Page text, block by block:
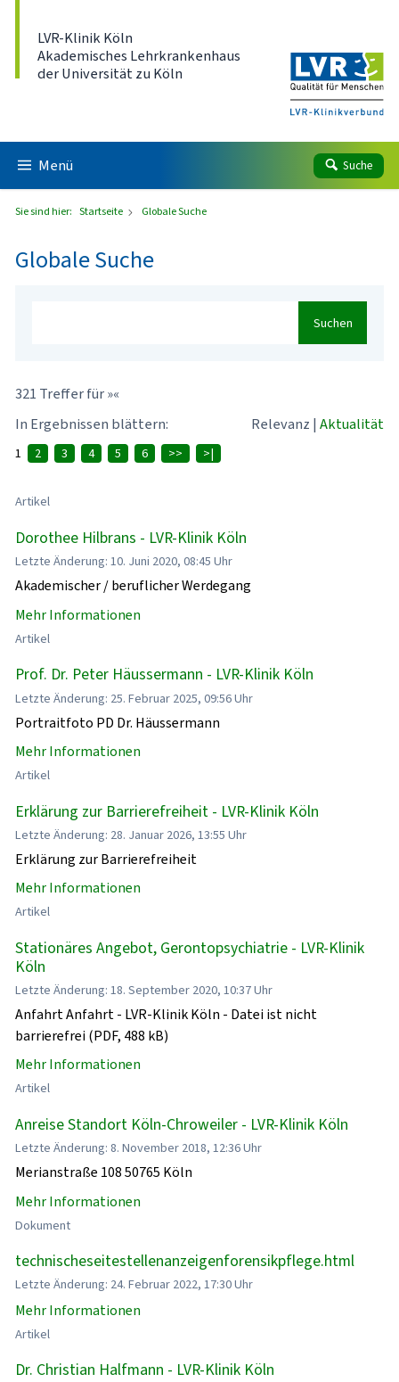
LVR-Klinik Köln
Akademisches Lehrkrankenhaus
der Universität zu Köln
Menü Suche
Sie sind hier: Startseite Globale Suche
Globale Suche
Suchen
321 Treffer für »«
In Ergebnissen blättern:
Relevanz | Aktualität
1 2 3 4 5 6 >> >|
Artikel
Dorothee Hilbrans - LVR-Klinik Köln
Letzte Änderung: 10. Juni 2020, 08:45 Uhr
Akademischer / beruflicher Werdegang
Mehr Informationen
Artikel
Prof. Dr. Peter Häussermann - LVR-Klinik Köln
Letzte Änderung: 25. Februar 2025, 09:56 Uhr
Portraitfoto PD Dr. Häussermann
Mehr Informationen
Artikel
Erklärung zur Barrierefreiheit - LVR-Klinik Köln
Letzte Änderung: 28. Januar 2026, 13:55 Uhr
Erklärung zur Barrierefreiheit
Mehr Informationen
Artikel
Stationäres Angebot, Gerontopsychiatrie - LVR-Klinik
Köln
Letzte Änderung: 18. September 2020, 10:37 Uhr
Anfahrt Anfahrt - LVR-Klinik Köln - Datei ist nicht
barrierefrei (PDF, 488 kB)
Mehr Informationen
Artikel
Anreise Standort Köln-Chroweiler - LVR-Klinik Köln
Letzte Änderung: 8. November 2018, 12:36 Uhr
Merianstraße 108 50765 Köln
Mehr Informationen
Dokument
technischeseitestellenanzeigenforensikpflege.html
Letzte Änderung: 24. Februar 2022, 17:30 Uhr
Mehr Informationen
Artikel
Dr. Christian Halfmann - LVR-Klinik Köln